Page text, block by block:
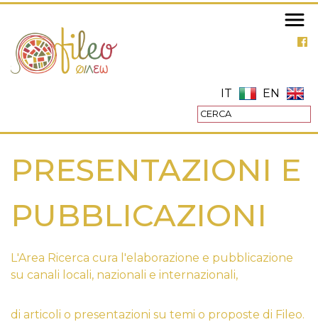
IT EN
PRESENTAZIONI E
PUBBLICAZIONI
L'Area Ricerca cura l'elaborazione e pubblicazione
su canali locali, nazionali e internazionali,
di articoli o presentazioni su temi o proposte di Fileo.